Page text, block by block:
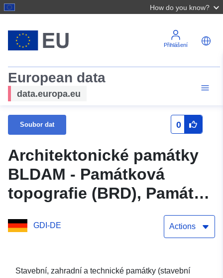
How do you know?
Přihlášení
European data
data.europa.eu
Soubor dat 0
Architektonické památky
BLDAM - Památková
topografie (BRD), Památky
v Braniborsku, Užitková
služba (WMS)
GDI-DE Actions
Stavební, zahradní a technické památky (stavební